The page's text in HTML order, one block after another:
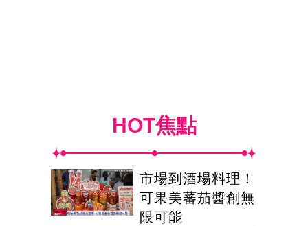
HOT焦點
市場到酒場料理！
可果美蕃茄醬創無
限可能